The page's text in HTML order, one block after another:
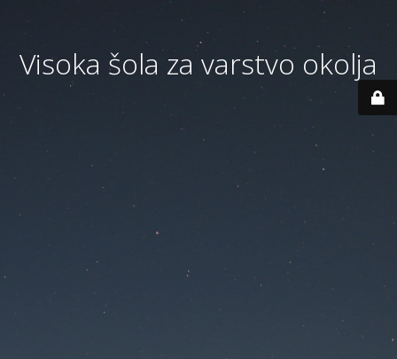
Visoka šola za varstvo okolja